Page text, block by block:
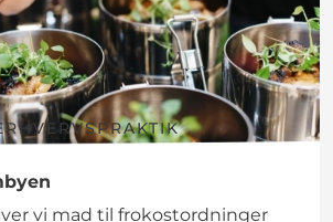
vi mad til frokostordninger